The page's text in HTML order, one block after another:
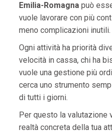
Emilia-Romagnapuò
vuole lavorare con più
meno complicazioni inutili.
Ogni attività ha priorità
velocità in cassa, chi ha
vuole una gestione più
cerca uno strumento
di tutti i giorni.
Per questo la valutazione
realtà concreta della tua